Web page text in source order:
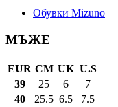
Обувки Mizuno
МЪЖЕ
EUR CM UK U.S
39
25 6
7
40
25.5 6.5
7.5